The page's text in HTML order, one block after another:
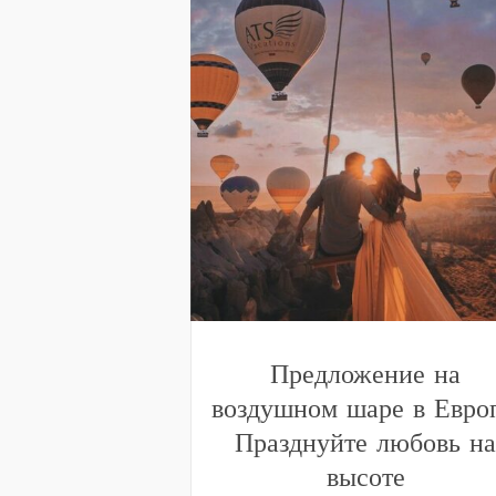
Предложение на
воздушном шаре в
Празднуйте любовь на
высоте